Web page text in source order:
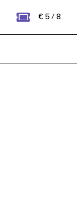
€ 5 / 8